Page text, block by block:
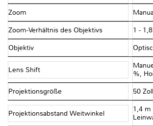
Zoom
Zoom-Verhältnis des Objektivs 1 -
Objektiv
Lens Shift
%,
Projektionsgröße 50
Projektionsabstand Weitwinkel
1,4 m